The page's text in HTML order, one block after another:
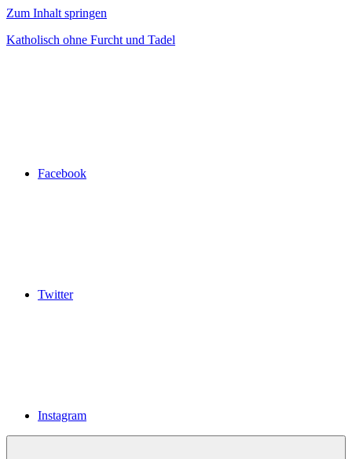
Zum Inhalt springen
Katholisch ohne Furcht und Tadel
Facebook
Twitter
Instagram